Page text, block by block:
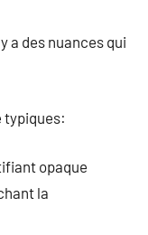
a des nuances qui
typiques:
opaque
la